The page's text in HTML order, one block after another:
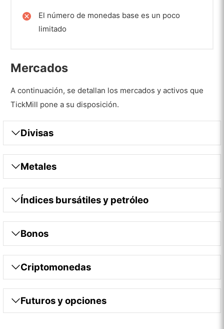
El número de monedas base es un poco
limitado
Mercados
A continuación, se detallan los mercados y activos que
TickMill pone a su disposición.
Divisas
Metales
Índices bursátiles y petróleo
Bonos
Criptomonedas
Futuros y opciones